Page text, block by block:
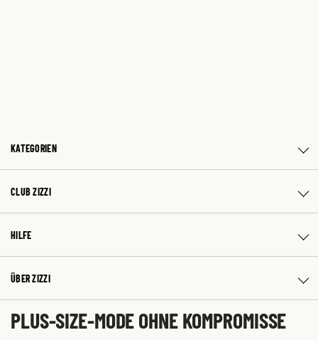
KATEGORIEN
CLUB ZIZZI
HILFE
ÜBER ZIZZI
PLUS-SIZE-MODE OHNE KOMPROMISSE